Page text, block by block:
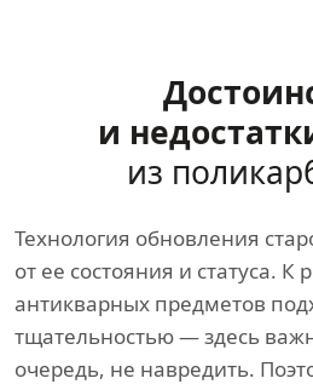
и
из
Технология обновления
от ее состояния и статуса. К
антикварных предметов
тщательностью — здесь
очередь, не навредить.